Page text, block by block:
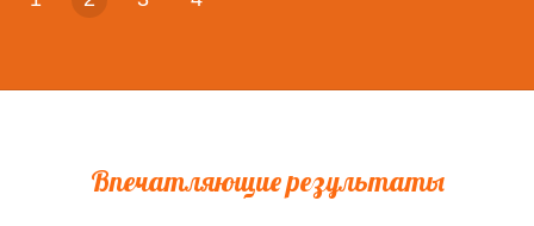
Впечатляющие результаты